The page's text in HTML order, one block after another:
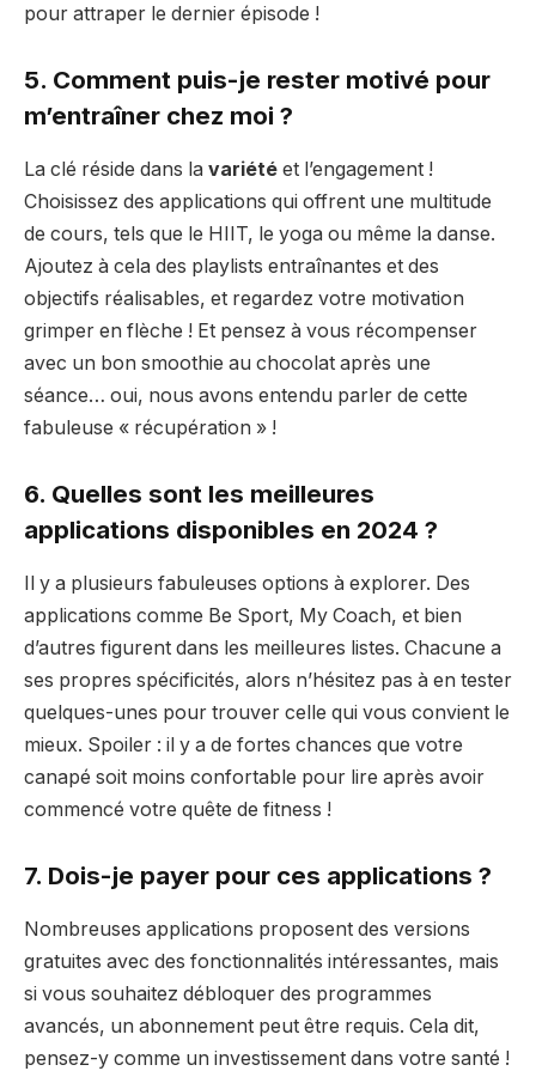
pour attraper le dernier épisode !
5. Comment puis-je rester motivé pour
m’entraîner chez moi ?
La clé réside dans la variété et l’engagement !
Choisissez des applications qui offrent une multitude
de cours, tels que le HIIT, le yoga ou même la danse.
Ajoutez à cela des playlists entraînantes et des
objectifs réalisables, et regardez votre motivation
grimper en flèche ! Et pensez à vous récompenser
avec un bon smoothie au chocolat après une
séance… oui, nous avons entendu parler de cette
fabuleuse « récupération » !
6. Quelles sont les meilleures
applications disponibles en 2024 ?
Il y a plusieurs fabuleuses options à explorer. Des
applications comme Be Sport, My Coach, et bien
d’autres figurent dans les meilleures listes. Chacune a
ses propres spécificités, alors n’hésitez pas à en tester
quelques-unes pour trouver celle qui vous convient le
mieux. Spoiler : il y a de fortes chances que votre
canapé soit moins confortable pour lire après avoir
commencé votre quête de fitness !
7. Dois-je payer pour ces applications ?
Nombreuses applications proposent des versions
gratuites avec des fonctionnalités intéressantes, mais
si vous souhaitez débloquer des programmes
avancés, un abonnement peut être requis. Cela dit,
pensez-y comme un investissement dans votre santé !